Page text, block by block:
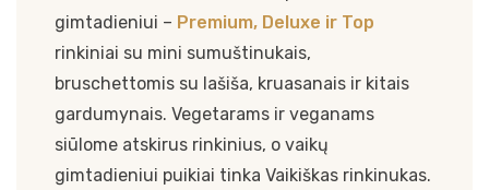
gimtadieniui – Premium, Deluxe ir Top
rinkiniai su mini sumuštinukais,
bruschettomis su lašiša, kruasanais ir kitais
gardumynais. Vegetarams ir veganams
siūlome atskirus rinkinius, o vaikų
gimtadieniui puikiai tinka Vaikiškas rinkinukas.